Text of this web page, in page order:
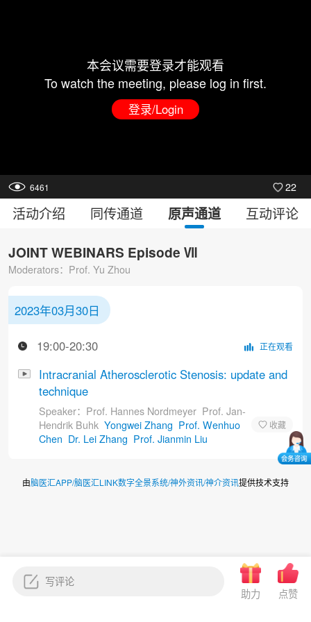
本会议需要登录才能观看
To watch the meeting, please log in first.
登录/Login
6461 22
活动介绍 同传通道 原声通道 互动评论
JOINT WEBINARS Episode Ⅶ
Moderators：Prof. Yu Zhou
2023年03月30日
19:00-20:30 正在观看
Intracranial Atherosclerotic Stenosis: update and
technique
Speaker： Prof. Hannes Nordmeyer Prof. Jan-
Hendrik Buhk Yongwei Zhang Prof. Wenhuo
Chen Dr. Lei Zhang Prof. Jianmin Liu
由脑医汇APP/脑医汇LINK数字全景系统/神外资讯/神介资讯提供技术支持
助力 点赞